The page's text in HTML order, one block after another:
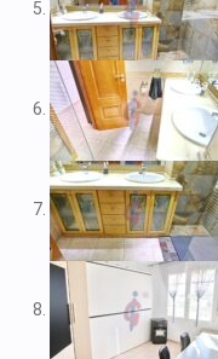
V2045
V2049
V2052
V2056B
V2059
V2060
V2061
V2062
V2077
V2088
V2096
V2100
V2104
V2109
V2111
V2116